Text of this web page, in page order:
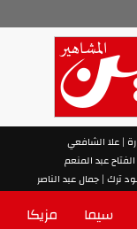
| علا الشافعي
عبد المنعم
ترك | جمال عبد الناصر
سيما مزيكا